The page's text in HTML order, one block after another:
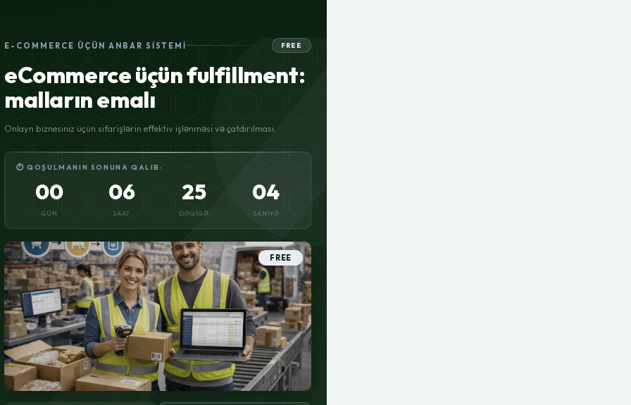
E-COMMERCE ÜÇÜN ANBAR SISTEMI FREE
eCommerce üçün fulfillment:
malların emalı
Onlayn biznesiniz üçün sifarişlərin effektiv işlənməsi və çatdırılması.
⏱ QOŞULMANIN SONUNA QALIB:
00
GÜN
06
SAAT
25
DƏQIQƏ
03
SANIYƏ
FREE